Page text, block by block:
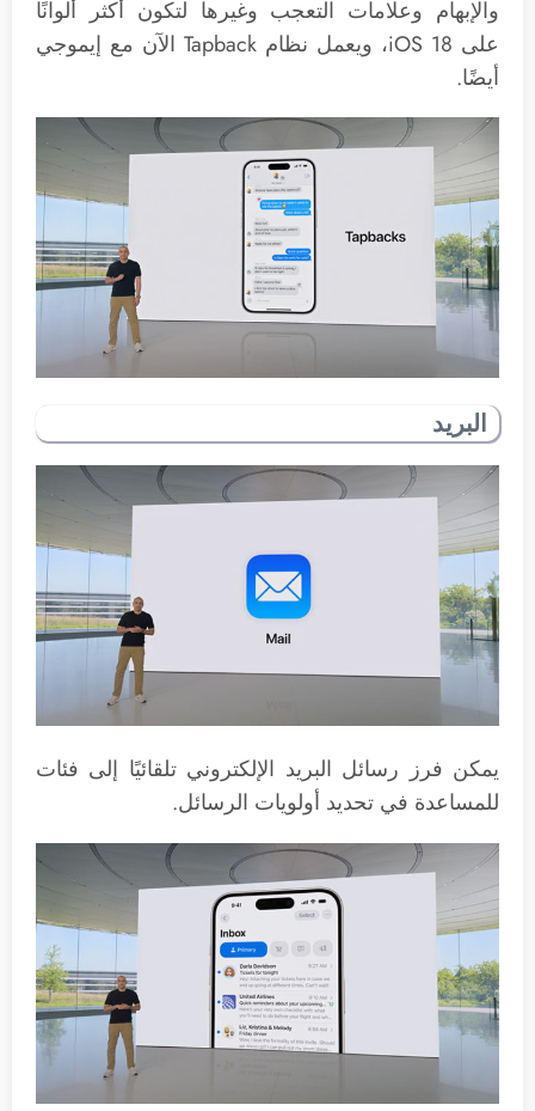
والإبهام وعلامات التعجب وغيرها لتكون أكثر ألوانًا
على iOS 18، ويعمل نظام Tapback الآن مع إيموجي
أيضًا.
البريد
يمكن فرز رسائل البريد الإلكتروني تلقائيًا إلى فئات
للمساعدة في تحديد أولويات الرسائل.